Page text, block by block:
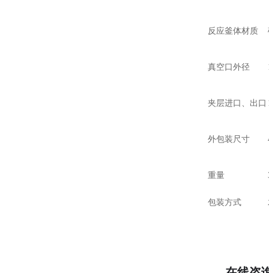
反应釜体材质
真空口外径
夹层进口、出口
外包装尺寸
重量
包装方式